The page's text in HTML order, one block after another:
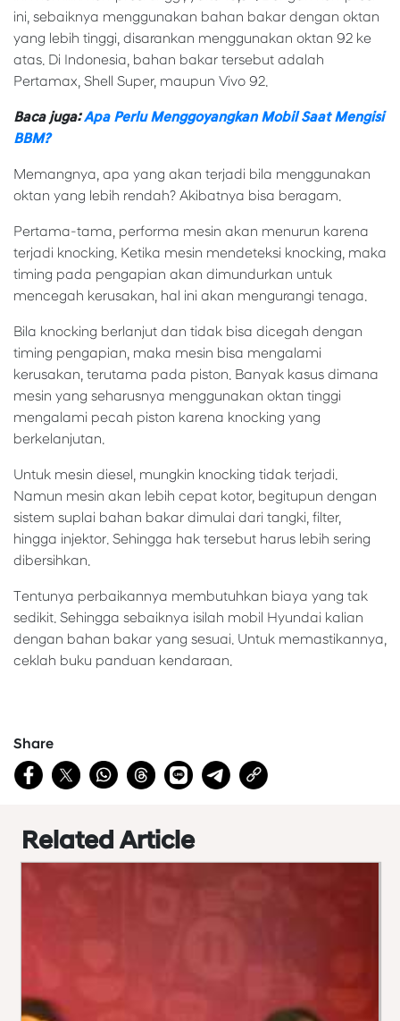
ini, sebaiknya menggunakan bahan bakar dengan oktan
yang lebih tinggi, disarankan menggunakan oktan 92 ke
atas. Di Indonesia, bahan bakar tersebut adalah
Pertamax, Shell Super, maupun Vivo 92.
Baca juga:Apa Perlu Menggoyangkan Mobil Saat Mengisi
BBM?
Memangnya, apa yang akan terjadi bila menggunakan
oktan yang lebih rendah? Akibatnya bisa beragam.
Pertama-tama, performa mesin akan menurun karena
terjadi knocking. Ketika mesin mendeteksi knocking, maka
timing pada pengapian akan dimundurkan untuk
mencegah kerusakan, hal ini akan mengurangi tenaga.
Bila knocking berlanjut dan tidak bisa dicegah dengan
timing pengapian, maka mesin bisa mengalami
kerusakan, terutama pada piston. Banyak kasus dimana
mesin yang seharusnya menggunakan oktan tinggi
mengalami pecah piston karena knocking yang
berkelanjutan.
Untuk mesin diesel, mungkin knocking tidak terjadi.
Namun mesin akan lebih cepat kotor, begitupun dengan
sistem suplai bahan bakar dimulai dari tangki, filter,
hingga injektor. Sehingga hak tersebut harus lebih sering
dibersihkan.
Tentunya perbaikannya membutuhkan biaya yang tak
sedikit. Sehingga sebaiknya isilah mobil Hyundai kalian
dengan bahan bakar yang sesuai. Untuk memastikannya,
ceklah buku panduan kendaraan.
Share
Related Article